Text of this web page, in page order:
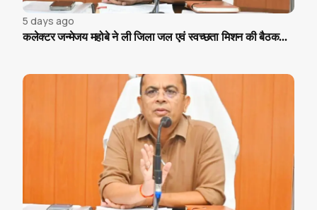
5 days ago
कलेक्टर जन्मेजय महोबे ने ली जिला जल एवं स्वच्छता मिशन की बैठक...